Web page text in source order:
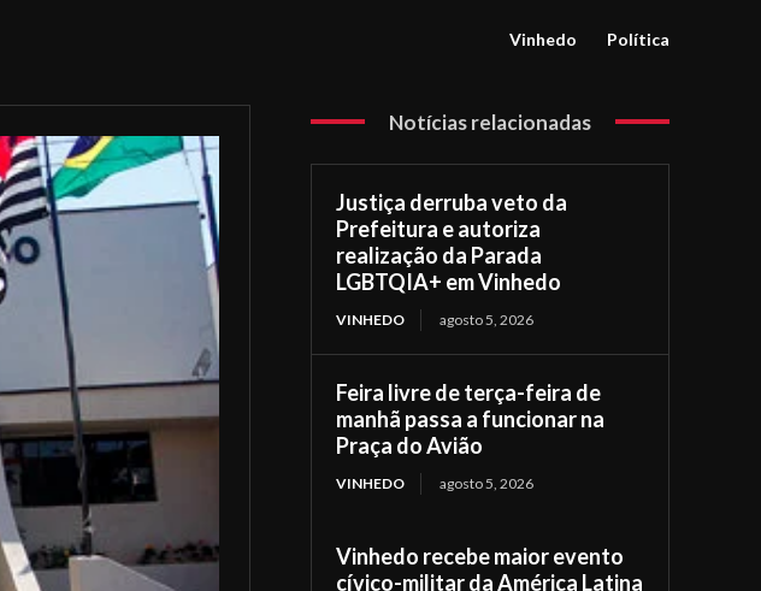
Vinhedo Política
Notícias relacionadas
Justiça derruba veto da
Prefeitura e autoriza
realização da Parada
LGBTQIA+ em Vinhedo
VINHEDO agosto 5, 2026
Feira livre de terça-feira de
manhã passa a funcionar na
Praça do Avião
VINHEDO agosto 5, 2026
Vinhedo recebe maior evento
cívico-militar da América Latina